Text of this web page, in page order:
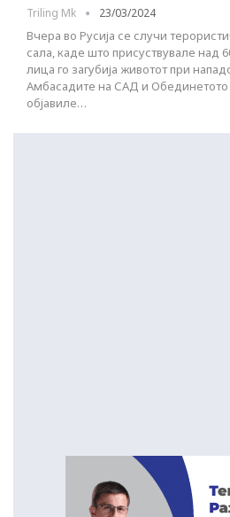
Triling Mk 23/03/2024
Вчера во Русија се случи
сала, каде што присуствувале над
лица го загубија животот при
Амбасадите на САД и Обединетото
објавиле…